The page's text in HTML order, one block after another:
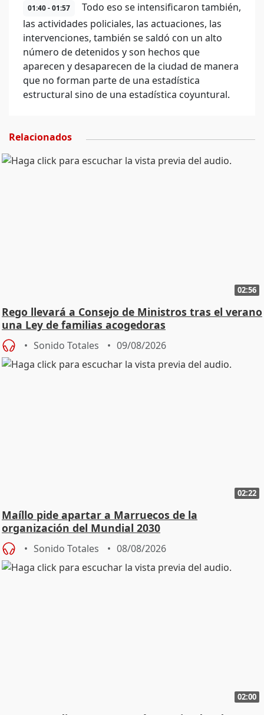
01:40 - 01:57
Todo eso se intensificaron también,
las actividades policiales, las actuaciones, las
intervenciones, también se saldó con un alto
número de detenidos y son hechos que
aparecen y desaparecen de la ciudad de manera
que no forman parte de una estadística
estructural sino de una estadística coyuntural.
Relacionados
02:56
Rego llevará a Consejo de Ministros tras el verano
una Ley de familias acogedoras
Sonido Totales 09/08/2026
02:22
Maíllo pide apartar a Marruecos de la
organización del Mundial 2030
Sonido Totales 08/08/2026
02:00